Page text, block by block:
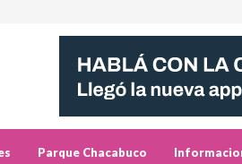
Parque Chacabuco